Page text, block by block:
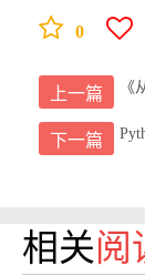
0
上一篇 《
下一篇
相关阅